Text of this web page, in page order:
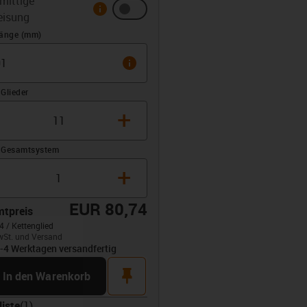
info
(mm)(mm)
info
+
+
EUR 80,74
/ Kettenglied
und Versand
4 Werktagen versandfertig
In den Warenkorb
pin
up